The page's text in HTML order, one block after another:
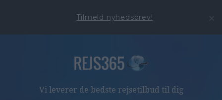
Tilmeld nyhedsbrev!
Vi leverer de bedste rejsetilbud til dig